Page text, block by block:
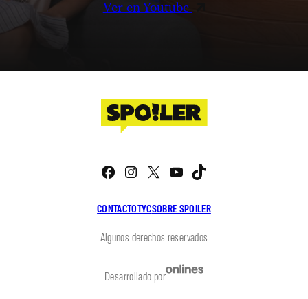
Ver en Youtube
CONTACTOTYCSOBRE SPOILER
Facebook
Instagram
X YouTube
Algunos derechos reservados
Desarrollado por